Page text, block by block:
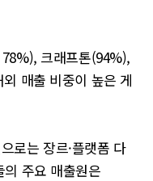
크래프톤(94%),
매출 비중이 높은 게
로는 장르·플랫폼 다
주요 매출원은